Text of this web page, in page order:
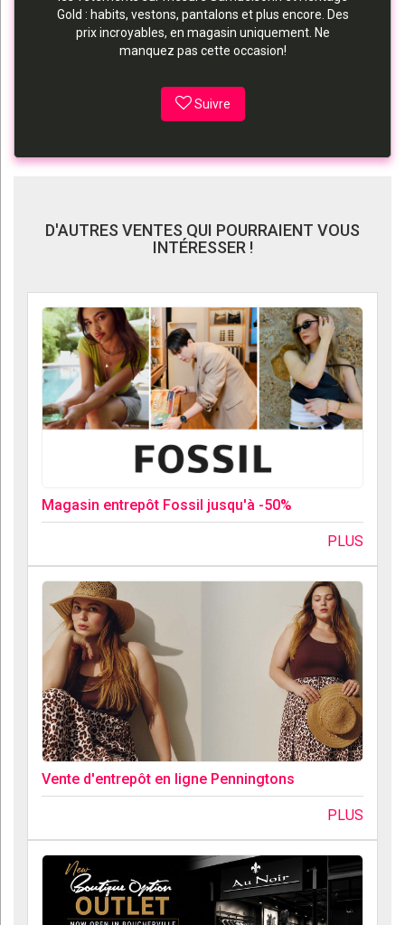
Gold : habits, vestons, pantalons et plus encore. Des
prix incroyables, en magasin uniquement. Ne
manquez pas cette occasion!
Suivre
D'AUTRES VENTES QUI POURRAIENT VOUS
INTÉRESSER !
Magasin entrepôt Fossil jusqu'à -50%
PLUS
Vente d'entrepôt en ligne Penningtons
PLUS